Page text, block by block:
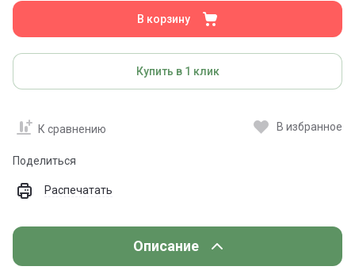
В корзину
Купить в 1 клик
К сравнению В избранное
Поделиться
Распечатать
Описание